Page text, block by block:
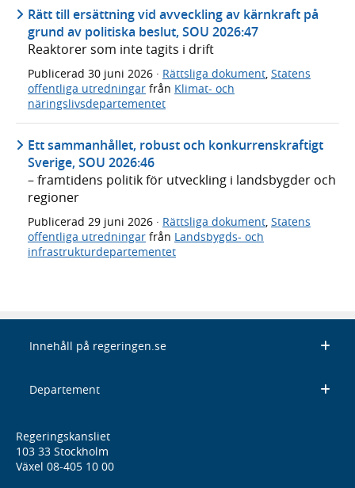
Rätt till ersättning vid avveckling av kärnkraft på
grund av politiska beslut, SOU 2026:47
Reaktorer som inte tagits i drift
Publicerad 30 juni 2026 · Rättsliga dokument, Statens
offentliga utredningar från Klimat- och
näringslivsdepartementet
Ett sammanhållet, robust och konkurrenskraftigt
Sverige, SOU 2026:46
– framtidens politik för utveckling i landsbygder och
regioner
Publicerad 29 juni 2026 · Rättsliga dokument Statens
offentliga utredningar från Landsbygds- och
infrastrukturdepartementet
Innehåll på regeringen.se
Departement
Regeringskansliet
103 33 Stockholm
Växel 08-405 10 00